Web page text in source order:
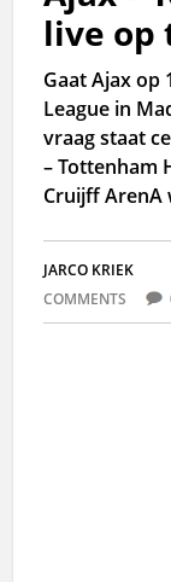
live op
Gaat Ajax op
League in
vraag staat
– Tottenham
Cruijff ArenA
JARCO KRIEK
COMMENTS